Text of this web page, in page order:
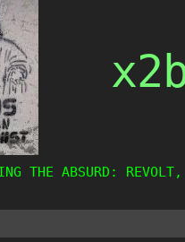
THE ABSURD: